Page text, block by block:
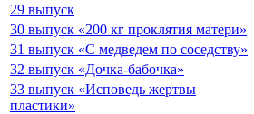
29 выпуск
30 выпуск «200 кг проклятия матери»
31 выпуск «С медведем по соседству»
32 выпуск «Дочка-бабочка»
33 выпуск «Исповедь жертвы
пластики»